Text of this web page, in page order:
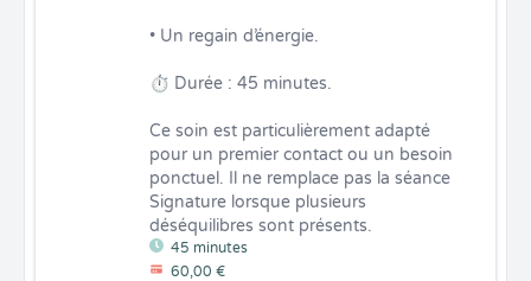
45 minutes
60,00 €
• Un regain d’énergie.
⏱ Durée : 45 minutes.
Ce soin est particulièrement adapté
pour un premier contact ou un besoin
ponctuel. Il ne remplace pas la séance
Signature lorsque plusieurs
déséquilibres sont présents.